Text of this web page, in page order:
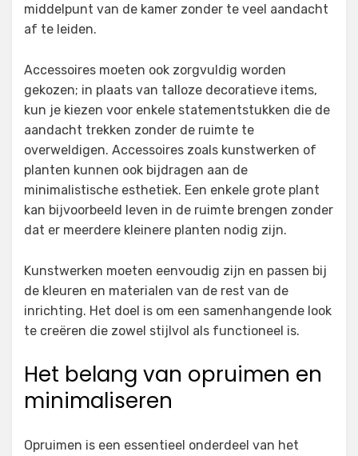
middelpunt van de kamer zonder te veel aandacht
af te leiden.
Accessoires moeten ook zorgvuldig worden
gekozen; in plaats van talloze decoratieve items,
kun je kiezen voor enkele statementstukken die de
aandacht trekken zonder de ruimte te
overweldigen. Accessoires zoals kunstwerken of
planten kunnen ook bijdragen aan de
minimalistische esthetiek. Een enkele grote plant
kan bijvoorbeeld leven in de ruimte brengen zonder
dat er meerdere kleinere planten nodig zijn.
Kunstwerken moeten eenvoudig zijn en passen bij
de kleuren en materialen van de rest van de
inrichting. Het doel is om een samenhangende look
te creëren die zowel stijlvol als functioneel is.
Het belang van opruimen en
minimaliseren
Opruimen is een essentieel onderdeel van het